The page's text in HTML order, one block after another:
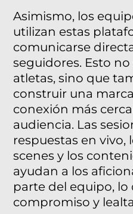
Asimismo, los
utilizan estas
comunicarse
seguidores. Esto
atletas, sino que
construir una
conexión más
audiencia. Las
respuestas en
scenes y los
ayudan a los
parte del equipo,
compromiso y